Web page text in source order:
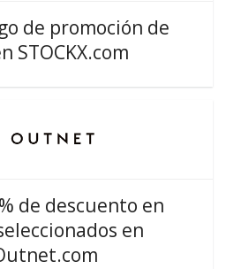
de promoción de
STOCKX.com
de descuento en
en